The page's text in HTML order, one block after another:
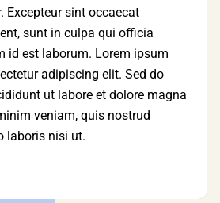
Excepteur sint occaecat
sunt in culpa qui officia
id est laborum. Lorem ipsum
adipiscing elit. Sed do
ut labore et dolore magna
veniam, quis nostrud
laboris nisi ut.